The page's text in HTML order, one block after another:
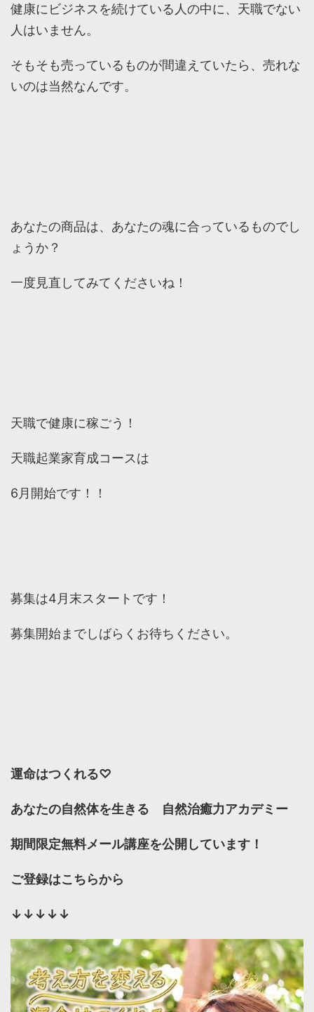
健康にビジネスを続けている人の中に、天職でない
人はいません。
そもそも売っているものが間違えていたら、売れな
いのは当然なんです。
あなたの商品は、あなたの魂に合っているものでし
ょうか？
一度見直してみてくださいね！
天職で健康に稼ごう！
天職起業家育成コースは
6月開始です！！
募集は4月末スタートです！
募集開始までしばらくお待ちください。
運命はつくれる♡
あなたの自然体を生きる 自然治癒力アカデミー
期間限定無料メール講座を公開しています！
ご登録はこちらから
↓↓↓↓↓